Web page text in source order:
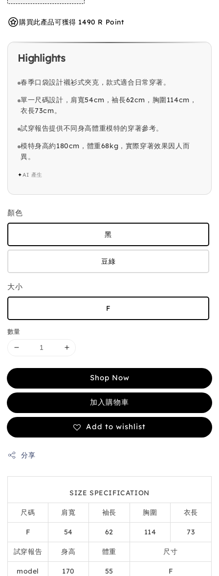
購買此產品可獲得 1490 R Point
Highlights
春季口袋設計襯衫式夾克，款式適合日常穿著。
單一尺碼設計，肩寬54cm，袖長62cm，胸圍114cm，
衣長73cm。
試穿報告提供不同身高體重模特的穿著參考。
模特身高約180cm，體重68kg，實際穿著效果因人而
異。
✦AI 產生
顏色
黑
豆綠
大小
F
數量
Shop Now
加入購物車
Add to wishlist
分享
SIZE SPECIFICATION
尺碼 肩寬 袖長 胸圍 衣長
F 54 62 114 73
試穿報告 身高 體重 尺寸
model 170 55 F